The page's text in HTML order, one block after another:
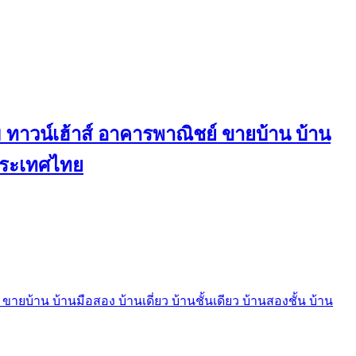
าวน์เฮ้าส์ อาคารพาณิชย์ ขายบ้าน บ้าน
ะเทศไทย
ยบ้าน บ้านมือสอง บ้านเดี่ยว บ้านชั้นเดียว บ้านสองชั้น บ้าน